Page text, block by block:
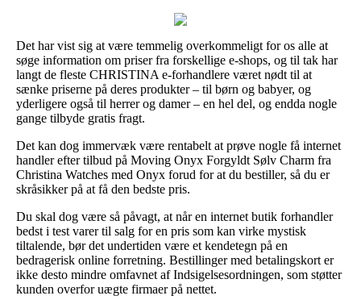
Det har vist sig at være temmelig overkommeligt for os alle at
søge information om priser fra forskellige e-shops, og til tak har
langt de fleste CHRISTINA e-forhandlere været nødt til at
sænke priserne på deres produkter – til børn og babyer, og
yderligere også til herrer og damer – en hel del, og endda nogle
gange tilbyde gratis fragt.
Det kan dog immervæk være rentabelt at prøve nogle få internet
handler efter tilbud på Moving Onyx Forgyldt Sølv Charm fra
Christina Watches med Onyx forud for at du bestiller, så du er
skråsikker på at få den bedste pris.
Du skal dog være så påvagt, at når en internet butik forhandler
bedst i test varer til salg for en pris som kan virke mystisk
tiltalende, bør det undertiden være et kendetegn på en
bedragerisk online forretning. Bestillinger med betalingskort er
ikke desto mindre omfavnet af Indsigelsesordningen, som støtter
kunden overfor uægte firmaer på nettet.